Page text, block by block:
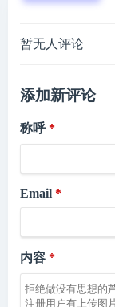
暂无人评论
添加新评论
称呼
Email
内容